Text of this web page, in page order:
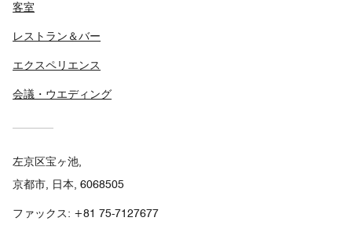
客室
レストラン＆バー
エクスペリエンス
会議・ウエディング
左京区宝ヶ池,
京都市, 日本, 6068505
ファックス: +81 75-7127677